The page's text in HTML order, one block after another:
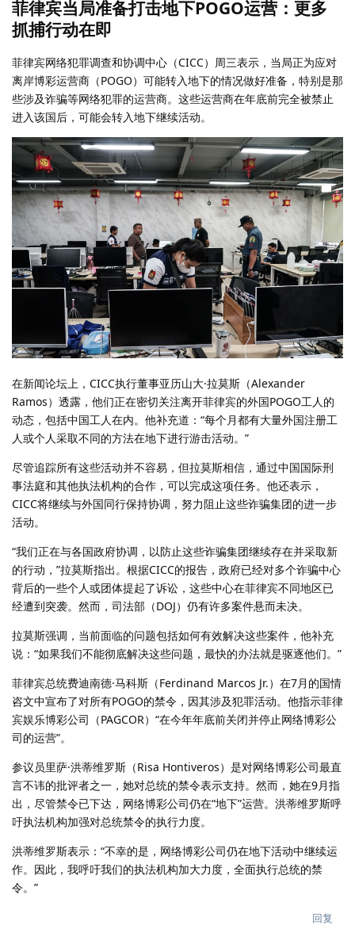
菲律宾当局准备打击地下POGO运营：更多
抓捕行动在即
菲律宾网络犯罪调查和协调中心（CICC）周三表示，当局正为应对
离岸博彩运营商（POGO）可能转入地下的情况做好准备，特别是那
些涉及诈骗等网络犯罪的运营商。这些运营商在年底前完全被禁止
进入该国后，可能会转入地下继续活动。
在新闻论坛上，CICC执行董事亚历山大·拉莫斯（Alexander
Ramos）透露，他们正在密切关注离开菲律宾的外国POGO工人的
动态，包括中国工人在内。他补充道：“每个月都有大量外国注册工
人或个人采取不同的方法在地下进行游击活动。”
尽管追踪所有这些活动并不容易，但拉莫斯相信，通过中国国际刑
事法庭和其他执法机构的合作，可以完成这项任务。他还表示，
CICC将继续与外国同行保持协调，努力阻止这些诈骗集团的进一步
活动。
“我们正在与各国政府协调，以防止这些诈骗集团继续存在并采取新
的行动，”拉莫斯指出。根据CICC的报告，政府已经对多个诈骗中心
背后的一些个人或团体提起了诉讼，这些中心在菲律宾不同地区已
经遭到突袭。然而，司法部（DOJ）仍有许多案件悬而未决。
拉莫斯强调，当前面临的问题包括如何有效解决这些案件，他补充
说：“如果我们不能彻底解决这些问题，最快的办法就是驱逐他们。”
菲律宾总统费迪南德·马科斯（Ferdinand Marcos Jr.）在7月的国情
咨文中宣布了对所有POGO的禁令，因其涉及犯罪活动。他指示菲律
宾娱乐博彩公司（PAGCOR）“在今年年底前关闭并停止网络博彩公
司的运营”。
参议员里萨·洪蒂维罗斯（Risa Hontiveros）是对网络博彩公司最直
言不讳的批评者之一，她对总统的禁令表示支持。然而，她在9月指
出，尽管禁令已下达，网络博彩公司仍在“地下”运营。洪蒂维罗斯呼
吁执法机构加强对总统禁令的执行力度。
洪蒂维罗斯表示：“不幸的是，网络博彩公司仍在地下活动中继续运
作。因此，我呼吁我们的执法机构加大力度，全面执行总统的禁
令。”
回复